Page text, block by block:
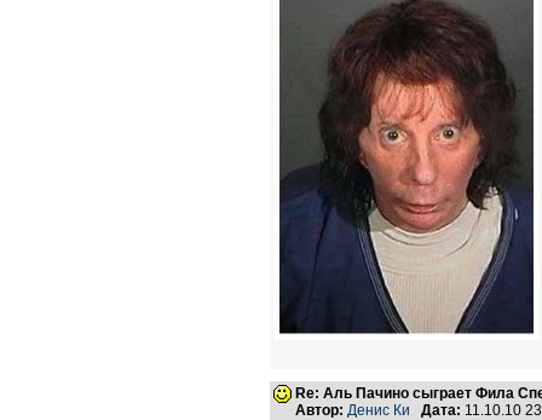
Re: Аль Пачино сыграет Фила
Автор: Денис Ки Дата: 11.10.10